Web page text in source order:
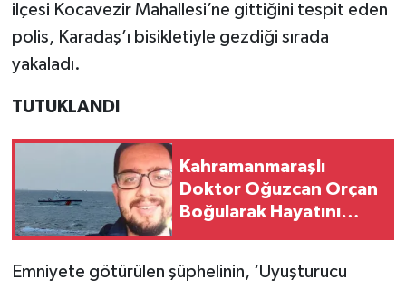
ilçesi Kocavezir Mahallesi’ne gittiğini tespit eden
polis, Karadaş’ı bisikletiyle gezdiği sırada
yakaladı.
TUTUKLANDI
Kahramanmaraşlı
Doktor Oğuzcan Orçan
Boğularak Hayatını
Emniyete götürülen şüphelinin, ‘Uyuşturucu